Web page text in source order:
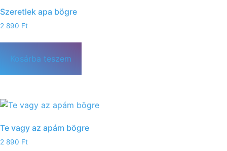
Szeretlek apa bögre
2 890 Ft
Kosárba teszem
Te vagy az apám bögre
2 890 Ft